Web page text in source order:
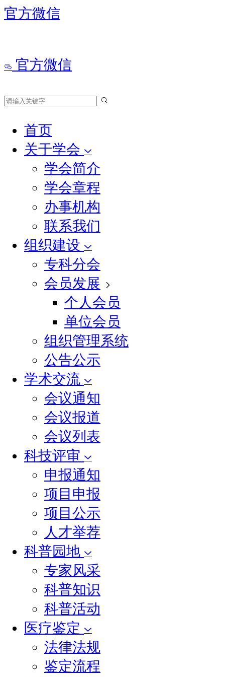
官方微信
官方微信
首页
关于学会
学会简介
学会章程
办事机构
联系我们
组织建设
专科分会
会员发展
个人会员
单位会员
组织管理系统
公告公示
学术交流
会议通知
会议报道
会议列表
科技评审
申报通知
项目申报
项目公示
人才举荐
科普园地
专家风采
科普知识
科普活动
医疗鉴定
法律法规
鉴定流程